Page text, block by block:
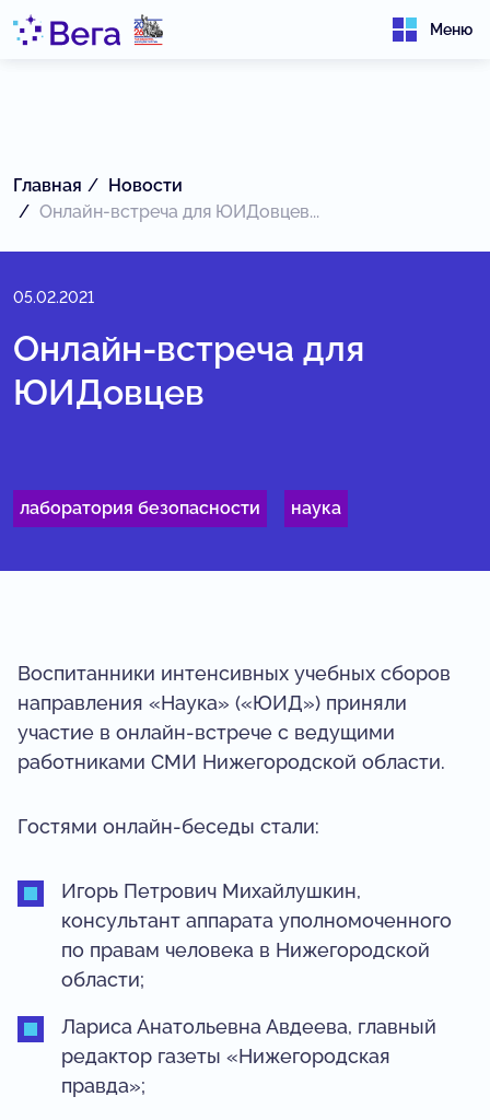
Меню
Главная
Новости
Онлайн-встреча для ЮИДовцев...
05.02.2021
Онлайн-встреча для
ЮИДовцев
лаборатория безопасности наука
Воспитанники интенсивных учебных сборов
направления «Наука» («ЮИД») приняли
участие в онлайн-встрече с ведущими
работниками СМИ Нижегородской области.
Гостями онлайн-беседы стали:
Игорь Петрович Михайлушкин,
консультант аппарата уполномоченного
по правам человека в Нижегородской
области;
Лариса Анатольевна Авдеева, главный
редактор газеты «Нижегородская
правда»;